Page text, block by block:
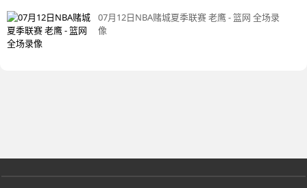
07月12日NBA赌城夏季联赛 老鹰 - 篮网 全场录
像